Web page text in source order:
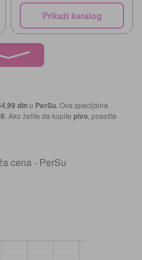
Prikaži katalog
din u PerSu . Ova specijalna
. Ako želite da kupite pivo , posetite
cena - PerSu